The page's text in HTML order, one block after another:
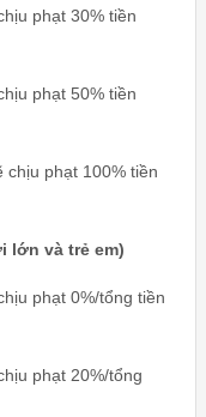
phạt 30% tiền
phạt 50% tiền
chịu phạt 100% tiền
lớn và trẻ em)
phạt 0%/tổng tiền
phạt 20%/tổng